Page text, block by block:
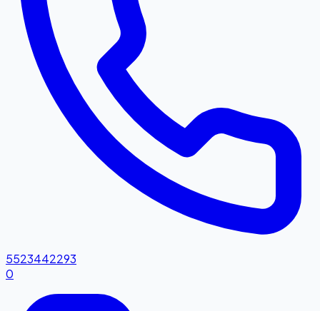
5523442293
0